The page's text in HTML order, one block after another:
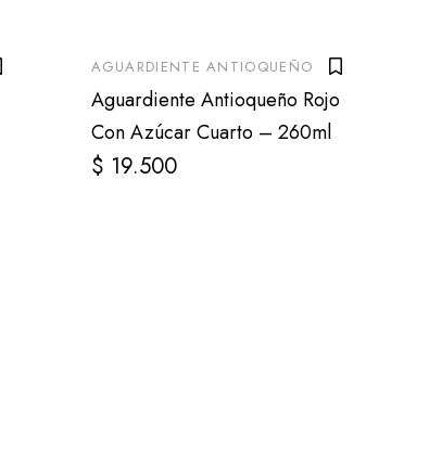
AGUARDIENTE ANTIOQUEÑO
Aguardiente Antioqueño Rojo
Con Azúcar Cuarto – 260ml
$ 19.500